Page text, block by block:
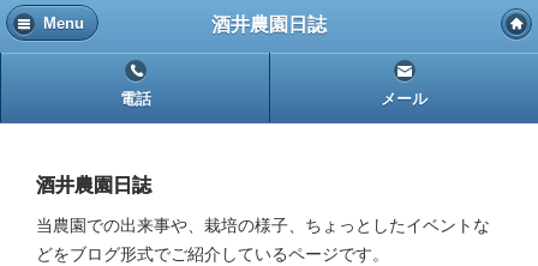
Menu 酒井農園日誌
電話 メール
酒井農園日誌
当農園での出来事や、栽培の様子、ちょっとしたイベントな
どをブログ形式でご紹介しているページです。